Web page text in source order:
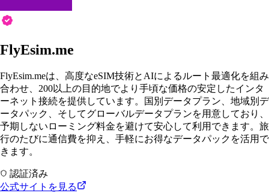
FlyEsim.me
FlyEsim.meは、高度なeSIM技術とAIによるルート最適化を組み
合わせ、200以上の目的地でより手頃な価格の安定したインタ
ーネット接続を提供しています。国別データプラン、地域別デ
ータパック、そしてグローバルデータプランを用意しており、
予期しないローミング料金を避けて安心して利用できます。旅
行のたびに通信費を抑え、手軽にお得なデータパックを活用で
きます。
認証済み
公式サイトを見る